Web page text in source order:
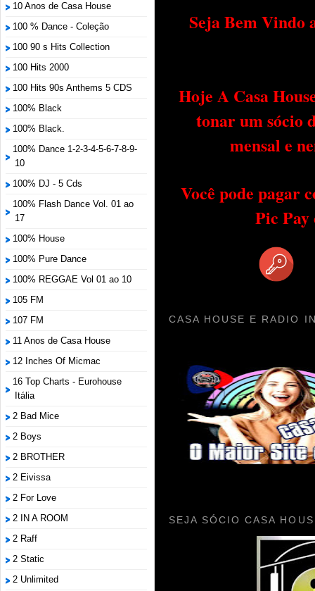
10 Anos de Casa House
100 % Dance - Coleção
100 90 s Hits Collection
100 Hits 2000
100 Hits 90s Anthems 5 CDS
100% Black
100% Black.
100% Dance 1-2-3-4-5-6-7-8-9-
10
100% DJ - 5 Cds
100% Flash Dance Vol. 01 ao
17
100% House
100% Pure Dance
100% REGGAE Vol 01 ao 10
105 FM
107 FM
11 Anos de Casa House
12 Inches Of Micmac
16 Top Charts - Eurohouse
Itália
2 Bad Mice
2 Boys
2 BROTHER
2 Eivissa
2 For Love
2 IN A ROOM
2 Raff
2 Static
2 Unlimited
Seja Bem Vindo
Hoje A Casa
tonar um sócio
mensal e
Você pode pagar
Pic
CASA HOUSE E RADIO
SEJA SÓCIO CASA